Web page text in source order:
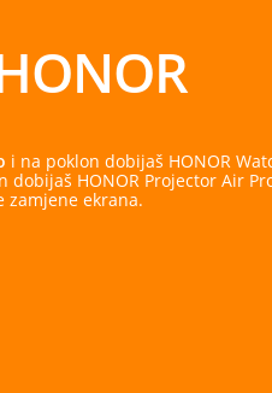
i na poklon dobijaš HONOR
HONOR Projector Air
zamjene ekrana.